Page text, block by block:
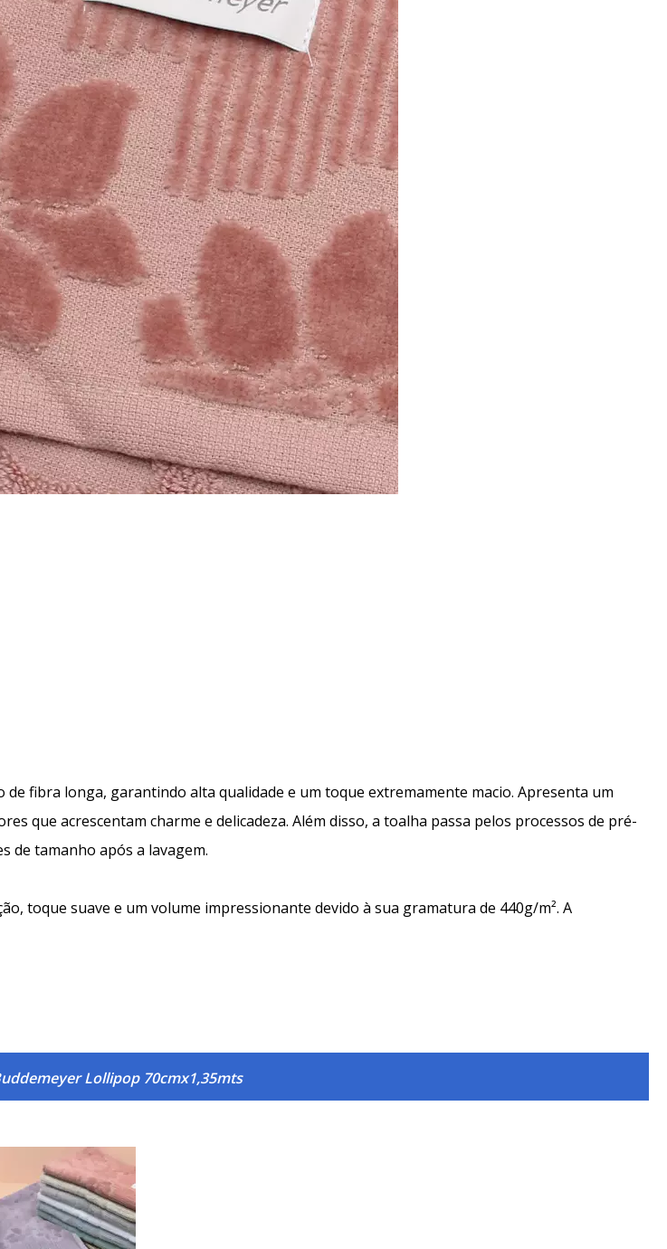
fibra longa, garantindo alta qualidade e um toque extremamente macio. Apresenta um
que acrescentam charme e delicadeza. Além disso, a toalha passa pelos processos de pré-
de tamanho após a lavagem.
toque suave e um volume impressionante devido à sua gramatura de 440g/m². A
Lollipop 70cmx1,35mts